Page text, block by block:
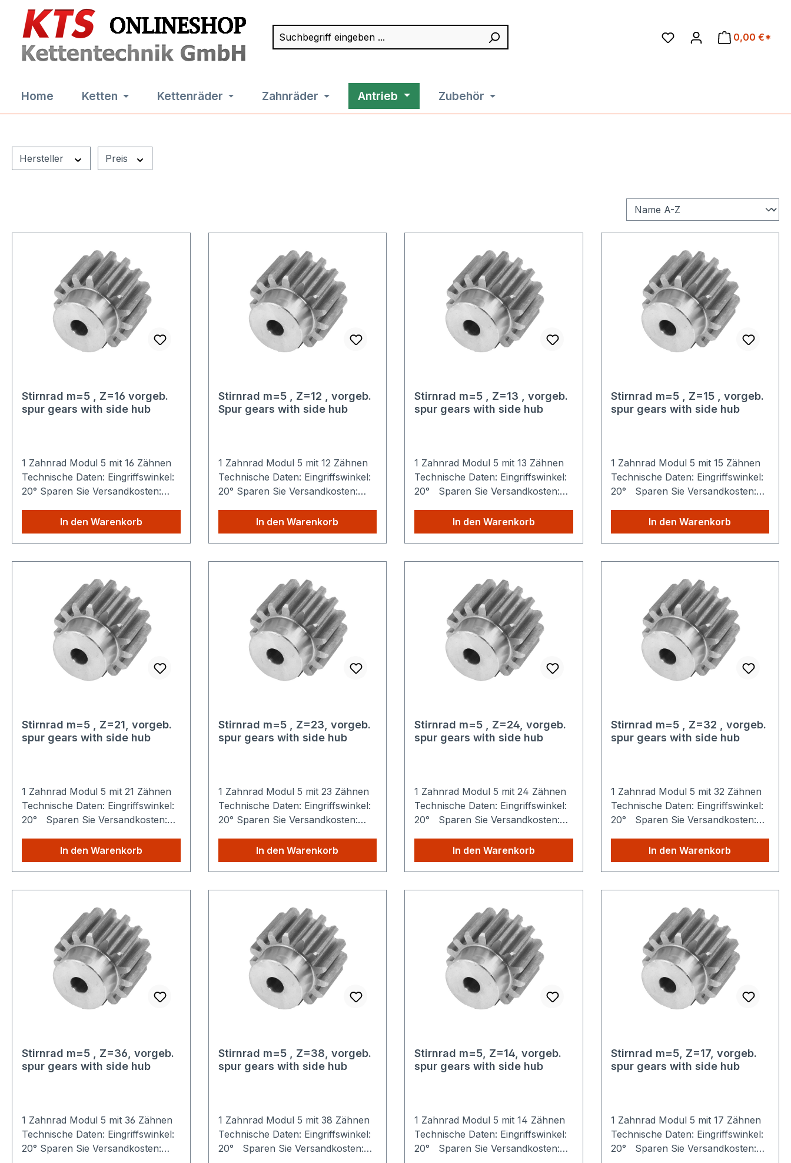
Hauptinhalt springen
Zur Suche springen
Zur Hauptnavigation springen
Suchbegriff eingeben ...
0,00 €*
Home Ketten Kettenräder Zahnräder Antrieb Zubehör
Hersteller Preis
Stirnrad m=5 , Z=16 vorgeb.
spur gears with side hub
1 Zahnrad Modul 5 mit 16 Zähnen
Technische Daten: Eingriffswinkel:
20° Sparen Sie Versandkosten:
unserem Shop kaufen, Sie zahlen
nur einmalig die höheren
In den Warenkorb
Stirnrad m=5 , Z=12 , vorgeb.
Spur gears with side hub
1 Zahnrad Modul 5 mit 12 Zähnen
Technische Daten: Eingriffswinkel:
20° Sparen Sie Versandkosten:
unserem Shop kaufen, Sie zahlen
nur einmalig die höheren
In den Warenkorb
Stirnrad m=5 , Z=13 , vorgeb.
spur gears with side hub
1 Zahnrad Modul 5 mit 13 Zähnen
Technische Daten: Eingriffswinkel:
20° Sparen Sie Versandkosten:
unserem Shop kaufen, Sie zahlen
nur einmalig die höheren
In den Warenkorb
Stirnrad m=5 , Z=15 , vorgeb.
spur gears with side hub
1 Zahnrad Modul 5 mit 15 Zähnen
Technische Daten: Eingriffswinkel:
20° Sparen Sie Versandkosten:
unserem Shop kaufen, Sie zahlen
nur einmalig die höheren
In den Warenkorb
Stirnrad m=5 , Z=21, vorgeb.
spur gears with side hub
1 Zahnrad Modul 5 mit 21 Zähnen
Technische Daten: Eingriffswinkel:
20° Sparen Sie Versandkosten:
unserem Shop kaufen, Sie zahlen
nur einmalig die höheren
In den Warenkorb
Stirnrad m=5 , Z=23, vorgeb.
spur gears with side hub
1 Zahnrad Modul 5 mit 23 Zähnen
Technische Daten: Eingriffswinkel:
20° Sparen Sie Versandkosten:
unserem Shop kaufen, Sie zahlen
nur einmalig die höheren
In den Warenkorb
Stirnrad m=5 , Z=24, vorgeb.
spur gears with side hub
1 Zahnrad Modul 5 mit 24 Zähnen
Technische Daten: Eingriffswinkel:
20° Sparen Sie Versandkosten:
unserem Shop kaufen, Sie zahlen
nur einmalig die höheren
In den Warenkorb
Stirnrad m=5 , Z=32 , vorgeb.
spur gears with side hub
1 Zahnrad Modul 5 mit 32 Zähnen
Technische Daten: Eingriffswinkel:
20° Sparen Sie Versandkosten:
unserem Shop kaufen, Sie zahlen
nur einmalig die höheren
In den Warenkorb
Stirnrad m=5 , Z=36, vorgeb.
spur gears with side hub
1 Zahnrad Modul 5 mit 36 Zähnen
Technische Daten: Eingriffswinkel:
20° Sparen Sie Versandkosten:
Stirnrad m=5 , Z=38, vorgeb.
spur gears with side hub
1 Zahnrad Modul 5 mit 38 Zähnen
Technische Daten: Eingriffswinkel:
20° Sparen Sie Versandkosten:
Stirnrad m=5, Z=14, vorgeb.
spur gears with side hub
1 Zahnrad Modul 5 mit 14 Zähnen
Technische Daten: Eingriffswinkel:
20° Sparen Sie Versandkosten:
Stirnrad m=5, Z=17, vorgeb.
spur gears with side hub
1 Zahnrad Modul 5 mit 17 Zähnen
Technische Daten: Eingriffswinkel:
20° Sparen Sie Versandkosten: